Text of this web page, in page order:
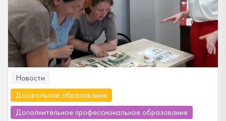
Новости
Дошкольное образование
Дополнительное профессиональное образование